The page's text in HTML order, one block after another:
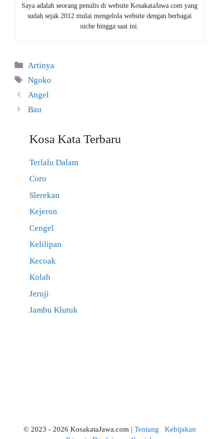
Saya adalah seorang penulis di website KosakataJawa.com yang
sudah sejak 2012 mulai mengelola website dengan berbagai
niche hingga saat ini.
Kategori
Artinya
Tag
Ngoko
Angel
Bau
Kosa Kata Terbaru
Terlalu Dalam
Coro
Slerekan
Kejeron
Cengel
Kelilipan
Kecoak
Kolah
Jeruji
Jambu Klutuk
© 2023 - 2026 KosakataJawa.com | Tentang
Kebijakan